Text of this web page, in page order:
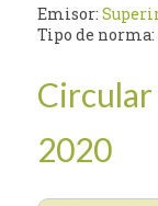
Emisor:
Tipo de norma:
2020